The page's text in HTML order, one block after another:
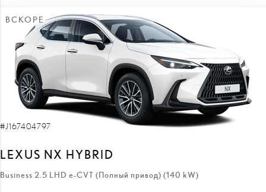
ВСКОРЕ
#J167404797
LEXUS NX HYBRID
Business 2.5 LHD e-CVT (Полный привод) (140 kW)